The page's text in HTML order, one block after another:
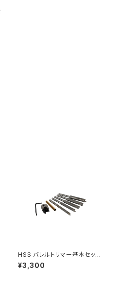
HSS バレルトリマー基本セット
(刃径18.5mm＋パイロットシャ
フト各種)
¥3,300